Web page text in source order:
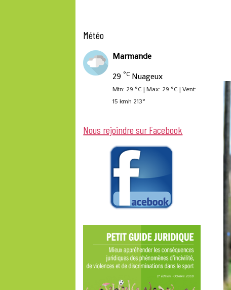
Météo
Marmande
29 °C Nuageux
Min: 29 °C | Max: 29 °C | Vent:
15 kmh 213°
Nous rejoindre sur Facebook